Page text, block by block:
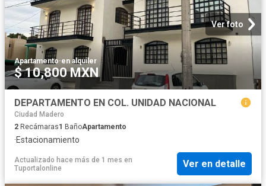
Ver foto
Apartamento·en alquiler
$ 10,800 MXN
DEPARTAMENTO EN COL. UNIDAD NACIONAL
Ciudad Madero
2 Recámaras1 BañoApartamento
·Estacionamiento
Actualizado hace más de 1 mes en
Tuportalonline
Ver en detalle